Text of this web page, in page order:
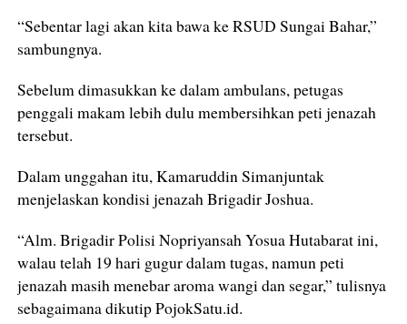
“Sebentar lagi akan kita bawa ke RSUD Sungai Bahar,”
sambungnya.
Sebelum dimasukkan ke dalam ambulans, petugas
penggali makam lebih dulu membersihkan peti jenazah
tersebut.
Dalam unggahan itu, Kamaruddin Simanjuntak
menjelaskan kondisi jenazah Brigadir Joshua.
“Alm. Brigadir Polisi Nopriyansah Yosua Hutabarat ini,
walau telah 19 hari gugur dalam tugas, namun peti
jenazah masih menebar aroma wangi dan segar,” tulisnya
sebagaimana dikutip PojokSatu.id.